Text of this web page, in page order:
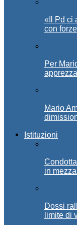
«Il Pd ci
con
Per
Mario
Istituzioni
in
Dossi
limite di